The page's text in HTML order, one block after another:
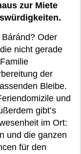
zur Miete
Oder
nicht gerade
der
Bleibe.
und
gibt’s
im Ort:
und die ganzen
für den